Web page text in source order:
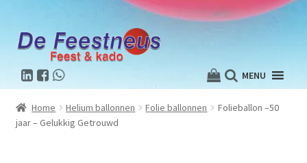
MENU
Home Helium ballonnen Folie ballonnen
Folieballon –50
jaar – Gelukkig Getrouwd